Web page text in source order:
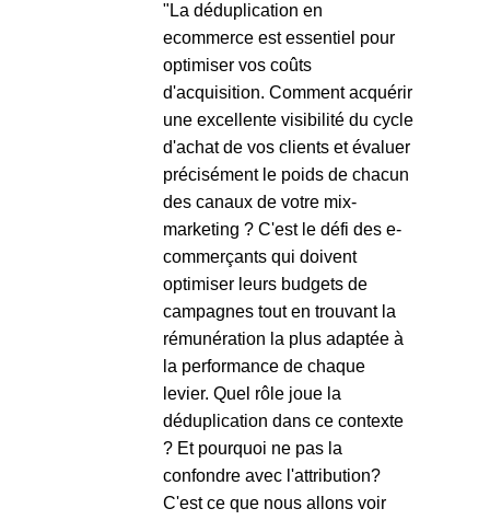
"La déduplication en
ecommerce est essentiel pour
optimiser vos coûts
d'acquisition. Comment acquérir
une excellente visibilité du cycle
d'achat de vos clients et évaluer
précisément le poids de chacun
des canaux de votre mix-
marketing ? C'est le défi des e-
commerçants qui doivent
optimiser leurs budgets de
campagnes tout en trouvant la
rémunération la plus adaptée à
la performance de chaque
levier. Quel rôle joue la
déduplication dans ce contexte
? Et pourquoi ne pas la
confondre avec l'attribution?
C'est ce que nous allons voir